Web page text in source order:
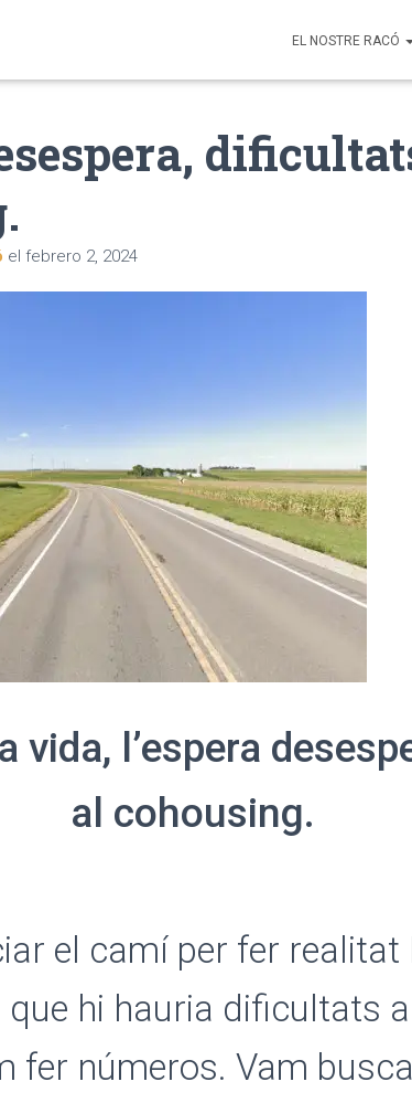
EL NOSTRE RACÓ
el febrero 2, 2024
vida, l’espera
al cohousing.
el camí per fer realitat
que hi hauria dificultats
fer números. Vam